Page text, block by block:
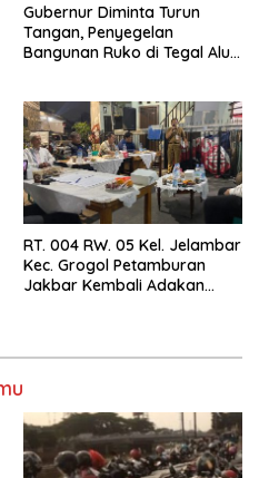
Gubernur Diminta Turun
Tangan, Penyegelan
Bangunan Ruko di Tegal Alur
RT. 004 RW. 05 Kel. Jelambar
Kec. Grogol Petamburan
Jakbar Kembali Adakan